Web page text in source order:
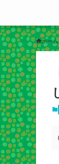
ホーム